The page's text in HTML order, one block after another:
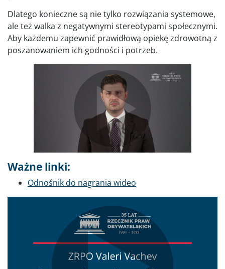
Dlatego konieczne są nie tylko rozwiązania systemowe,
ale też walka z negatywnymi stereotypami społecznymi.
Aby każdemu zapewnić prawidłową opiekę zdrowotną z
poszanowaniem ich godności i potrzeb.
Ważne linki:
Odnośnik do nagrania wideo